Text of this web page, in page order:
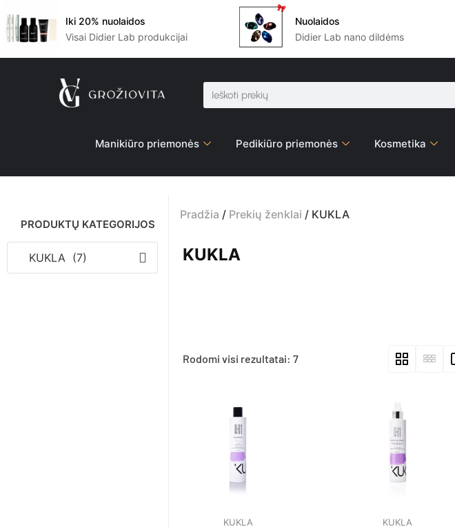
Iki 20% nuolaidos
Visai Didier Lab produkcijai
Nuolaidos
Didier Lab nano dildėms
Manikiūro priemonės Pedikiūro priemonės Kosmetika
PRODUKTŲ KATEGORIJOS
KUKLA (7)
Pradžia / Prekių ženklai / KUKLA
KUKLA
Rodomi visi rezultatai: 7
KUKLA KUKLA